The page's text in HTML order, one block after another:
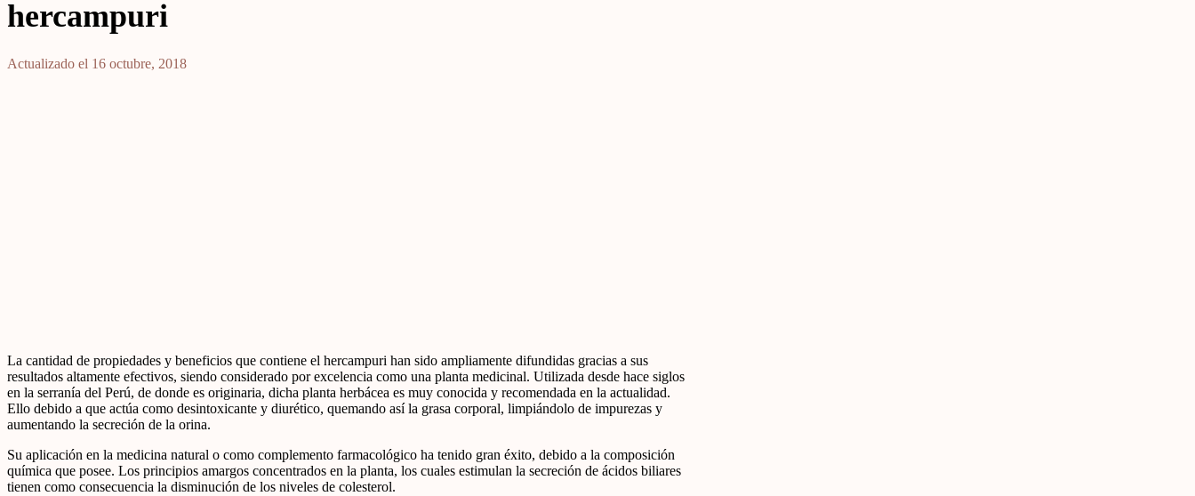
hercampuri
Actualizado el 16 octubre, 2018
La cantidad de propiedades y beneficios que contiene el hercampuri han sido ampliamente difundidas gracias a sus
resultados altamente efectivos, siendo considerado por excelencia como una planta medicinal. Utilizada desde hace siglos
en la serranía del Perú, de donde es originaria, dicha planta herbácea es muy conocida y recomendada en la actualidad.
Ello debido a que actúa como desintoxicante y diurético, quemando así la grasa corporal, limpiándolo de impurezas y
aumentando la secreción de la orina.
Su aplicación en la medicina natural o como complemento farmacológico ha tenido gran éxito, debido a la composición
química que posee. Los principios amargos concentrados en la planta, los cuales estimulan la secreción de ácidos biliares
tienen como consecuencia la disminución de los niveles de colesterol.